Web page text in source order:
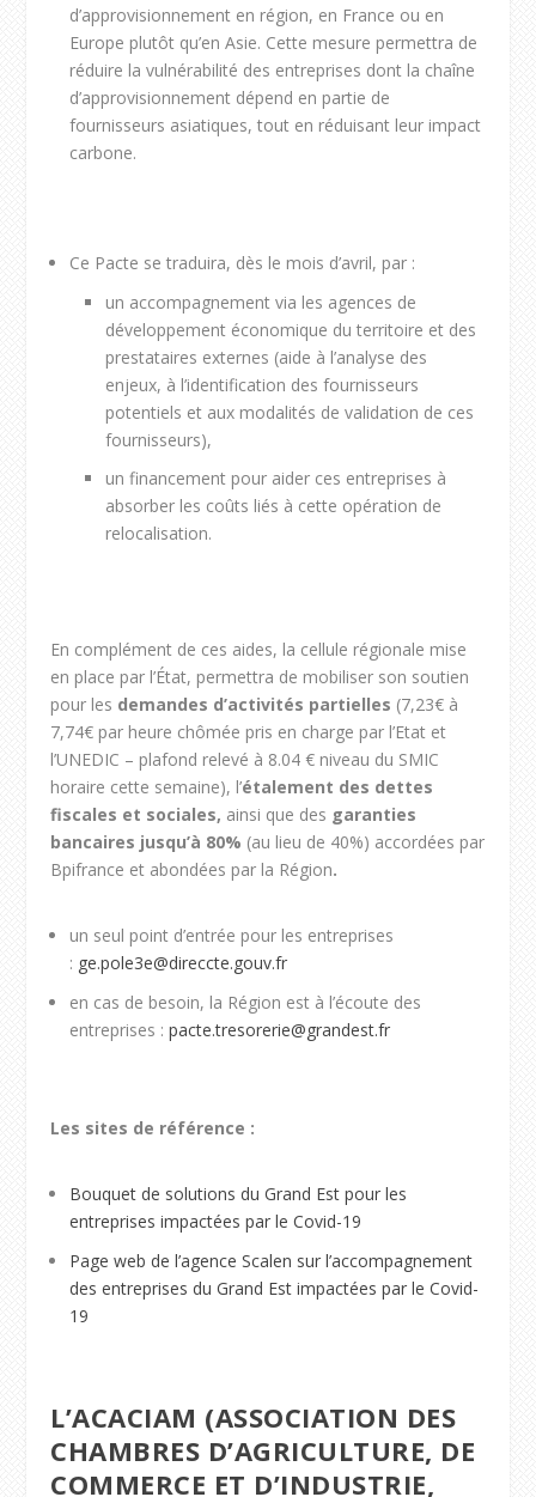
d’approvisionnement en région, en France ou en
Europe plutôt qu’en Asie. Cette mesure permettra de
réduire la vulnérabilité des entreprises dont la chaîne
d’approvisionnement dépend en partie de
fournisseurs asiatiques, tout en réduisant leur impact
carbone.
Ce Pacte se traduira, dès le mois d’avril, par :
un accompagnement via les agences de
développement économique du territoire et des
prestataires externes (aide à l’analyse des
enjeux, à l’identification des fournisseurs
potentiels et aux modalités de validation de ces
fournisseurs),
un financement pour aider ces entreprises à
absorber les coûts liés à cette opération de
relocalisation.
En complément de ces aides, la cellule régionale mise
en place par l’État, permettra de mobiliser son soutien
pour les demandes d’activités partielles (7,23€ à
7,74€ par heure chômée pris en charge par l’Etat et
l’UNEDIC – plafond relevé à 8.04 € niveau du SMIC
horaire cette semaine), l’étalement des dettes
fiscales et sociales, ainsi que des garanties
bancaires jusqu’à 80% (au lieu de 40%) accordées par
Bpifrance et abondées par la Région.
un seul point d’entrée pour les entreprises
: ge.pole3e@direccte.gouv.fr
en cas de besoin, la Région est à l’écoute des
entreprises :pacte.tresorerie@grandest.fr
Les sites de référence :
Bouquet de solutions du Grand Est pour les
entreprises impactées par le Covid-19
Page web de l’agence Scalen sur l’accompagnement
des entreprises du Grand Est impactées par le Covid-
19
L’ACACIAM (ASSOCIATION DES
CHAMBRES D’AGRICULTURE, DE
COMMERCE ET D’INDUSTRIE,